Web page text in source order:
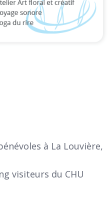
à La Louvière,
visiteurs du CHU